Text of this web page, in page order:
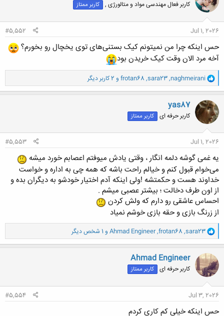
ه
:
کاربر فعال مهندسی مواد و متالورژی , کاربر ممتاز
Jul 1, 2026
#5,552
حس اینکه چرا من نمیتونم کیک بستنی‌های توی یخچال رو بخورم؟
آخه مرد الان وقت کیک خریدن بود
و
ا
ک
ن
ش
ه
ا
naghmeirani
,
sara23
,
frotan68 و 2 کاربر دیگر
yas87
کاربر حرفه ای کاربر ممتاز
Jul 1, 2026
#5,553
یه غمی گوشه دلمه انگار ، وقتی یادش میوفتم اعصابم خورد میشه
می‌خوام قبول کنم و خیالم راحت باشه که همه چی به اداره و خواست
خداوند هست و حکمتشه !ولی اینکه آدم اختیار خودشو به دیگران بده و
از اون طرف دخالت ؛ بیشتر عصبی میشم .
احساس عاشقی رو دارم که ولش کردن
از زرنگ بازی و حقه بازی خوشم نمیاد
و
ا
ک
ن
ش
ه
ا
sara23
,
frotan68
,
Ahmad Engineer و 1 شخص دیگر
Ahmad Engineer
کاربر حرفه ای کاربر ممتاز
Jul 3, 2026
#5,554
حس اینکه خیلی کم کاری کردم